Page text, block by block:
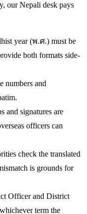
our Nepali desk pays
year (พ.ศ.) must be
both formats side-
numbers and
and signatures are
officers can
check the translated
is grounds for
Officer and District
term the